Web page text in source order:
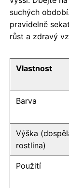
suchých
pravidelně
růst a zdravý
Vlastnost
Barva
Výška
rostlina)
Použití